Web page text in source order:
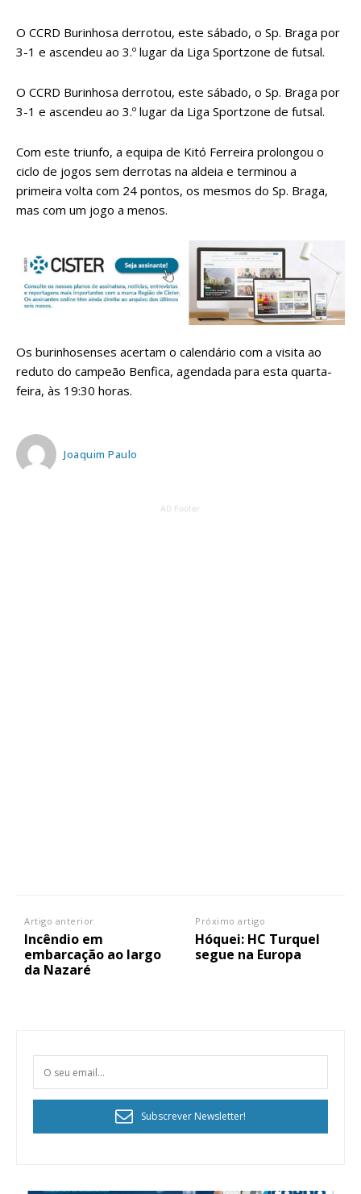
O CCRD Burinhosa derrotou, este sábado, o Sp. Braga por
3-1 e ascendeu ao 3.º lugar da Liga Sportzone de futsal.
O CCRD Burinhosa derrotou, este sábado, o Sp. Braga por
3-1 e ascendeu ao 3.º lugar da Liga Sportzone de futsal.
Com este triunfo, a equipa de Kitó Ferreira prolongou o
ciclo de jogos sem derrotas na aldeia e terminou a
primeira volta com 24 pontos, os mesmos do Sp. Braga,
mas com um jogo a menos.
Os burinhosenses acertam o calendário com a visita ao
reduto do campeão Benfica, agendada para esta quarta-
feira, às 19:30 horas.
Joaquim Paulo
AD Footer
Artigo anterior
Incêndio em
embarcação ao largo
da Nazaré
Próximo artigo
Hóquei: HC Turquel
segue na Europa
Subscrever Newsletter!